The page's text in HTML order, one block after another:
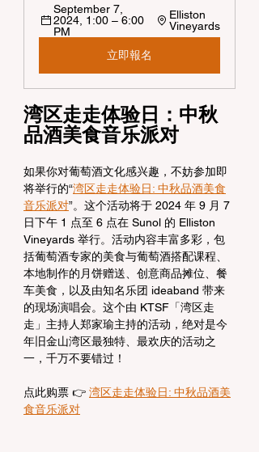
September 7,
2024, 1:00 – 6:00
PM
Elliston
Vineyards
立即報名
湾区走走体验日：中秋
品酒美食音乐派对
如果你对葡萄酒文化感兴趣，不妨参加即
将举行的“湾区走走体验日: 中秋品酒美食
音乐派对”。这个活动将于 2024 年 9 月 7
日下午 1 点至 6 点在 Sunol 的 Elliston
Vineyards 举行。活动内容丰富多彩，包
括葡萄酒专家的美食与葡萄酒搭配课程、
本地制作的月饼赠送、创意商品摊位、餐
车美食，以及由知名乐团 ideaband 带来
的现场演唱会。这个由 KTSF「湾区走
走」主持人郑家瑜主持的活动，绝对是今
年旧金山湾区最独特、最欢庆的活动之
一，千万不要错过！
点此购票 👉 湾区走走体验日: 中秋品酒美
食音乐派对